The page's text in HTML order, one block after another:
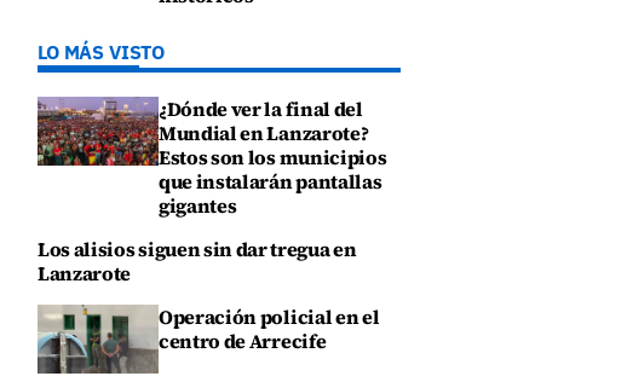
LO MÁS VISTO
¿Dónde ver la final del
Mundial en Lanzarote?
Estos son los municipios
que instalarán pantallas
gigantes
Los alisios siguen sin dar tregua en
Lanzarote
Operación policial en el
centro de Arrecife